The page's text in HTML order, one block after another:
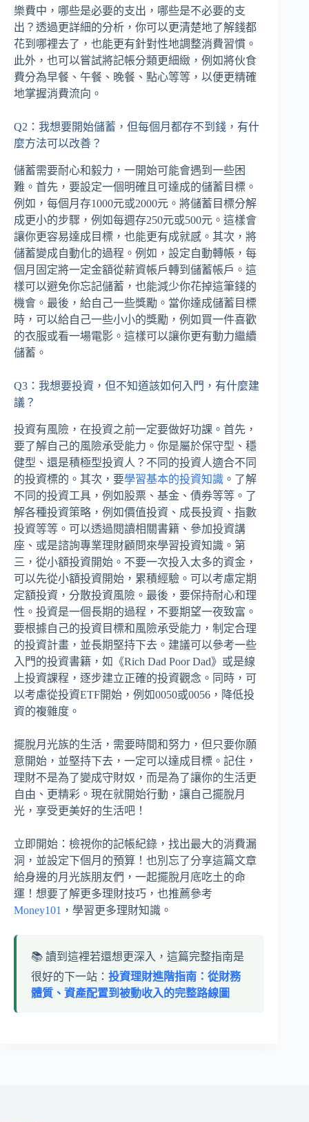
樂費中，哪些是必要的支出，哪些是不必要的支
出？透過更詳細的分析，你可以更清楚地了解錢都
花到哪裡去了，也能更有針對性地調整消費習慣。
此外，也可以嘗試將記帳分類更細緻，例如將伙食
費分為早餐、午餐、晚餐、點心等等，以便更精確
地掌握消費流向。
Q2：我想要開始儲蓄，但每個月都存不到錢，有什
麼方法可以改善？
儲蓄需要耐心和毅力，一開始可能會遇到一些困
難。首先，要設定一個明確且可達成的儲蓄目標。
例如，每個月存1000元或2000元。將儲蓄目標分解
成更小的步驟，例如每週存250元或500元。這樣會
讓你更容易達成目標，也能更有成就感。其次，將
儲蓄變成自動化的過程。例如，設定自動轉帳，每
個月固定將一定金額從薪資帳戶轉到儲蓄帳戶。這
樣可以避免你忘記儲蓄，也能減少你花掉這筆錢的
機會。最後，給自己一些獎勵。當你達成儲蓄目標
時，可以給自己一些小小的獎勵，例如買一件喜歡
的衣服或看一場電影。這樣可以讓你更有動力繼續
儲蓄。
Q3：我想要投資，但不知道該如何入門，有什麼建
議？
投資有風險，在投資之前一定要做好功課。首先，
要了解自己的風險承受能力。你是屬於保守型、穩
健型、還是積極型投資人？不同的投資人適合不同
的投資標的。其次，要學習基本的投資知識 。了解
不同的投資工具，例如股票、基金、債券等等。了
解各種投資策略，例如價值投資、成長投資、指數
投資等等。可以透過閱讀相關書籍、參加投資講
座、或是諮詢專業理財顧問來學習投資知識。第
三，從小額投資開始。不要一次投入太多的資金，
可以先從小額投資開始，累積經驗。可以考慮定期
定額投資，分散投資風險。最後，要保持耐心和理
性。投資是一個長期的過程，不要期望一夜致富。
要根據自己的投資目標和風險承受能力，制定合理
的投資計畫，並長期堅持下去。建議可以參考一些
入門的投資書籍，如《Rich Dad Poor Dad》或是線
上投資課程，逐步建立正確的投資觀念。同時，可
以考慮從投資ETF開始，例如0050或0056，降低投
資的複雜度。
擺脫月光族的生活，需要時間和努力，但只要你願
意開始，並堅持下去，一定可以達成目標。記住，
理財不是為了變成守財奴，而是為了讓你的生活更
自由、更精彩。現在就開始行動，讓自己擺脫月
光，享受更美好的生活吧！
立即開始：檢視你的記帳紀錄，找出最大的消費漏
洞，並設定下個月的預算！也別忘了分享這篇文章
給身邊的月光族朋友們，一起擺脫月底吃土的命
運！想要了解更多理財技巧，也推薦參考
Money101 ，學習更多理財知識。
📚 讀到這裡若還想更深入，這篇完整指南是
很好的下一站： 投資理財進階指南：從財務
體質、資產配置到被動收入的完整路線圖